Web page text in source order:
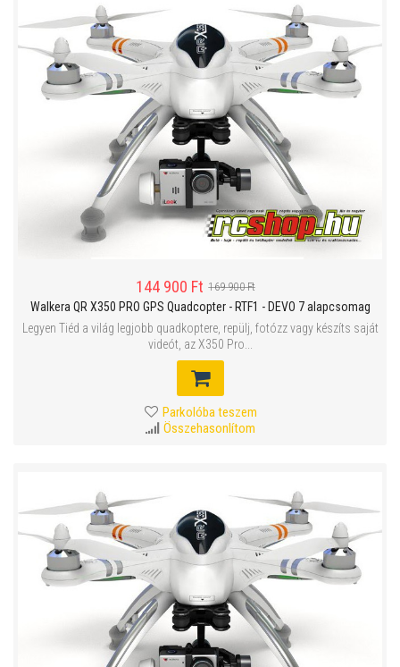
144 900 Ft 169 900 Ft
Walkera QR X350 PRO GPS Quadcopter - RTF1 - DEVO 7 alapcsomag
Legyen Tiéd a világ legjobb quadkoptere, repülj, fotózz vagy készíts saját
videót, az X350 Pro...
Parkolóba teszem
Összehasonlítom